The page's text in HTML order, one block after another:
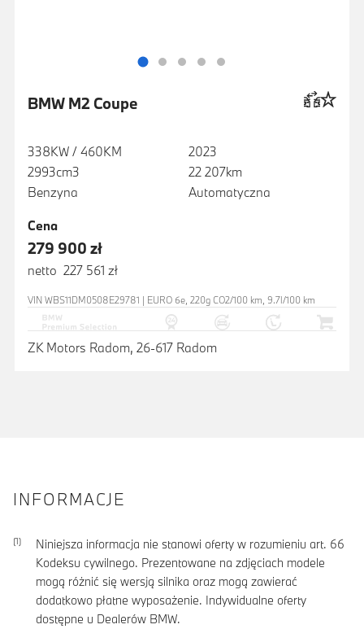
BMW M2 Coupe
338KW / 460KM
2993cm3
Benzyna
2023
22 207km
Automatyczna
Cena
279 900 zł
netto 227 561 zł
VIN WBS11DM0508E29781 | EURO 6e, 220g CO2/100 km, 9.7l/100 km
ZK Motors Radom, 26-617 Radom
INFORMACJE
Niniejsza informacja nie stanowi oferty w rozumieniu art. 66
Kodeksu cywilnego. Prezentowane na zdjęciach modele
mogą różnić się wersją silnika oraz mogą zawierać
dodatkowo płatne wyposażenie. Indywidualne oferty
dostępne u Dealerów BMW.